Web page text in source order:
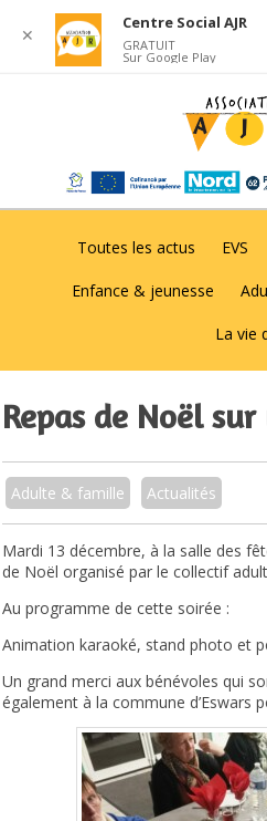
Toutes les actus EVS
Enfance & jeunesse
La vie
Repas de Noël sur
Adulte & famille Actualités
Mardi 13 décembre, à la salle des
de Noël organisé par le collectif
Au programme de cette soirée :
Animation karaoké, stand photo et
Un grand merci aux bénévoles qui
également à la commune d’Eswars
✕
Centre Social AJR
GRATUIT
Sur Google Play